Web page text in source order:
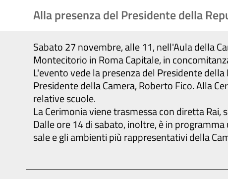
Alla presenza del Presidente della
Sabato 27 novembre, alle 11, nell'Aula della
Montecitorio in Roma Capitale, in
L'evento vede la presenza del Presidente
Presidente della Camera, Roberto Fico. Alla
relative scuole.
La Cerimonia viene trasmessa con diretta
Dalle ore 14 di sabato, inoltre, è in
sale e gli ambienti più rappresentativi della